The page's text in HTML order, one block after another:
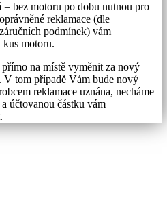
= bez motoru po dobu nutnou pro
reklamace (dle
podmínek) vám
kus motoru.
na místě vyměnit za nový
V tom případě Vám bude nový
reklamace uznána, necháme
účtovanou částku vám